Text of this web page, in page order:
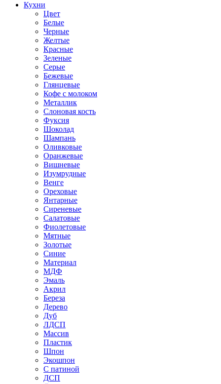
Кухни
Цвет
Белые
Черные
Желтые
Красные
Зеленые
Серые
Бежевые
Глянцевые
Кофе с молоком
Металлик
Слоновая кость
Фуксия
Шоколад
Шампань
Оливковые
Оранжевые
Вишневые
Изумрудные
Венге
Ореховые
Янтарные
Сиреневые
Салатовые
Фиолетовые
Мятные
Золотые
Синие
Материал
МДФ
Эмаль
Акрил
Береза
Дерево
Дуб
ЛДСП
Массив
Пластик
Шпон
Экошпон
С патиной
ДСП